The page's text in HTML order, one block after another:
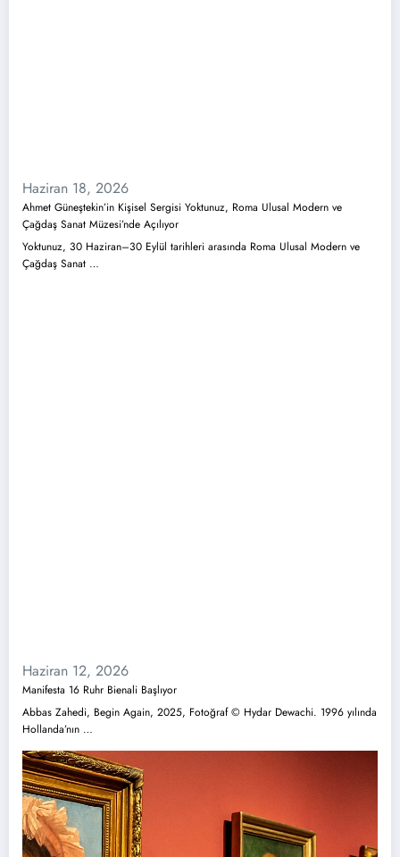
Haziran 18, 2026
Ahmet Güneştekin’in Kişisel Sergisi Yoktunuz, Roma Ulusal Modern ve
Çağdaş Sanat Müzesi’nde Açılıyor
Yoktunuz, 30 Haziran–30 Eylül tarihleri arasında Roma Ulusal Modern ve
Çağdaş Sanat …
Haziran 12, 2026
Manifesta 16 Ruhr Bienali Başlıyor
Abbas Zahedi, Begin Again, 2025, Fotoğraf © Hydar Dewachi. 1996 yılında
Hollanda’nın …